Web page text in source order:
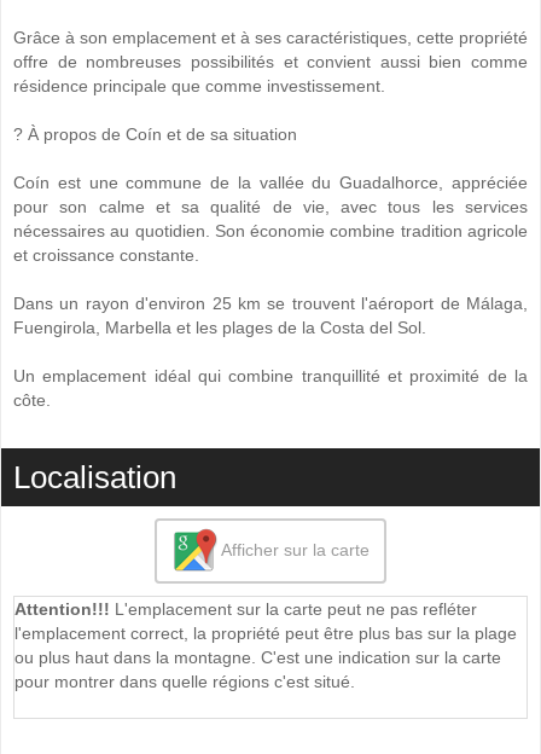
Grâce à son emplacement et à ses caractéristiques, cette propriété
offre de nombreuses possibilités et convient aussi bien comme
résidence principale que comme investissement.
? À propos de Coín et de sa situation
Coín est une commune de la vallée du Guadalhorce, appréciée
pour son calme et sa qualité de vie, avec tous les services
nécessaires au quotidien. Son économie combine tradition agricole
et croissance constante.
Dans un ‌rayon ‌d'environ ‌25 ‌km ‌se trouvent l'aéroport de Málaga,
‌Fuengirola, Marbella et les ‌plages ‌de la Costa ‌del ‌Sol.
Un ‌emplacement ‌idéal qui combine ‌tranquillité ‌et ‌proximité ‌de ‌la
‌côte.
Localisation
Afficher sur la carte
Attention!!! L'emplacement sur la carte peut ne pas refléter
l'emplacement correct, la propriété peut être plus bas sur la plage
ou plus haut dans la montagne. C'est une indication sur la carte
pour montrer dans quelle régions c'est situé.